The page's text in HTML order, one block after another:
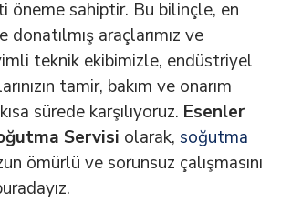
öneme sahiptir. Bu bilinçle, en
araçlarımız ve
teknik ekibimizle, endüstriyel
tamir, bakım ve onarım
sürede karşılıyoruz. Esenler
Servisi olarak, soğutma
ömürlü ve sorunsuz çalışmasını